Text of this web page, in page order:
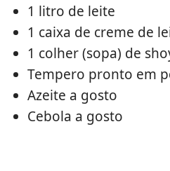
1 litro de leite
1 caixa de creme de
1 colher (sopa) de
Tempero pronto em
Azeite a gosto
Cebola a gosto